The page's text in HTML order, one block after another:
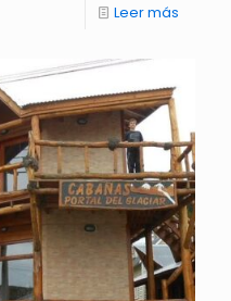
Leer más